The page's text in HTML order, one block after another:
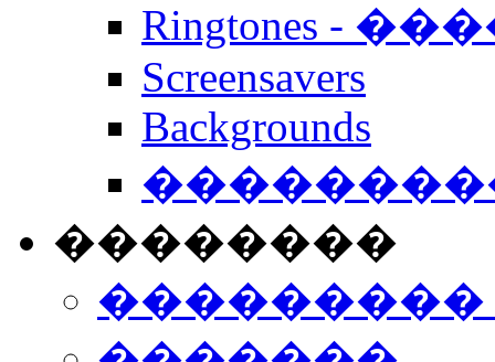
Ringtones -
Screensavers
Backgrounds
��������
���������